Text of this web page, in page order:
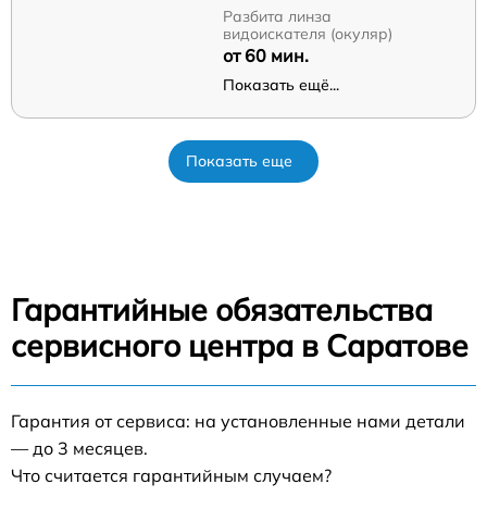
Разбита линза
видоискателя (окуляр)
от 60 мин.
Показать ещё...
Показать еще
Гарантийные обязательства
сервисного центра в Саратове
Гарантия от сервиса: на установленные нами детали
— до 3 месяцев.
Что считается гарантийным случаем?